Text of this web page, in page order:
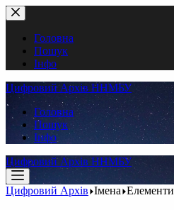
Перейти
до
вмістуГоловна
Пошук
Інфо
Цифровий Архів ННМБУ
Головна
Пошук
Інфо
Цифровий Архів ННМБУ
Цифровий Архів Імена Елементи